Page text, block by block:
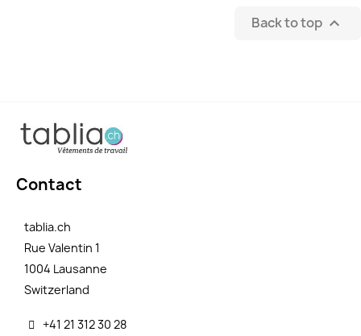
Back to top 
Contact
tablia.ch
Rue Valentin 1
1004 Lausanne
Switzerland
+41 21 312 30 28